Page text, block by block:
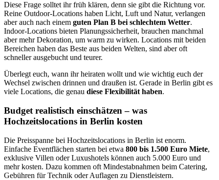
Diese Frage solltet ihr früh klären, denn sie gibt die Richtung vor.
Reine Outdoor-Locations haben Licht, Luft und Natur, verlangen
aber auch nach einem guten Plan B bei schlechtem Wetter.
Indoor-Locations bieten Planungssicherheit, brauchen manchmal
aber mehr Dekoration, um warm zu wirken. Locations mit beiden
Bereichen haben das Beste aus beiden Welten, sind aber oft
schneller ausgebucht und teurer.
Überlegt euch, wann ihr heiraten wollt und wie wichtig euch der
Wechsel zwischen drinnen und draußen ist. Gerade in Berlin gibt es
viele Locations, die genau diese Flexibilität haben.
Budget realistisch einschätzen – was
Hochzeitslocations in Berlin kosten
Die Preisspanne bei Hochzeitslocations in Berlin ist enorm.
Einfache Eventflächen starten bei etwa 800 bis 1.500 Euro Miete,
exklusive Villen oder Luxushotels können auch 5.000 Euro und
mehr kosten. Dazu kommen oft Mindestabnahmen beim Catering,
Gebühren für Technik oder Auflagen zu Dienstleistern.